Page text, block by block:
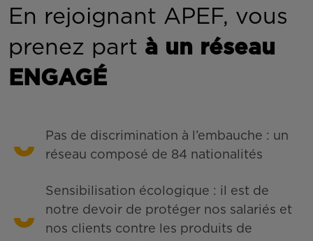
En rejoignant APEF, vous
prenez part à un réseau
ENGAGÉ
Pas de discrimination à l’embauche : un
réseau composé de 84 nationalités
Sensibilisation écologique : il est de
notre devoir de protéger nos salariés et
nos clients contre les produits de